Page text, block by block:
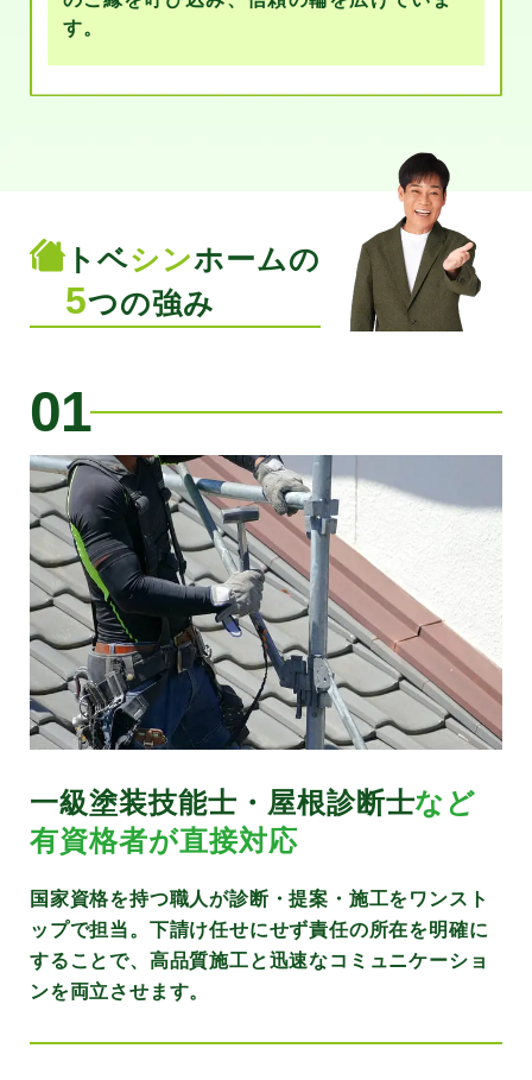
す。
トベシンホームの
5つの強み
01
一級塗装技能士・屋根診断士など
有資格者が直接対応
国家資格を持つ職人が診断・提案・施工をワンスト
ップで担当。下請け任せにせず責任の所在を明確に
することで、高品質施工と迅速なコミュニケーショ
ンを両立させます。